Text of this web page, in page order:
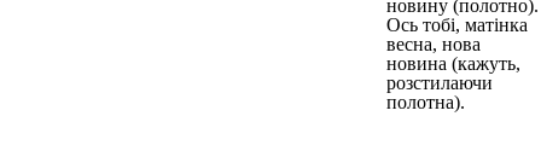
новину (полотно).
Ось тобі, матінка
весна, нова
новина (кажуть,
розстилаючи
полотна).